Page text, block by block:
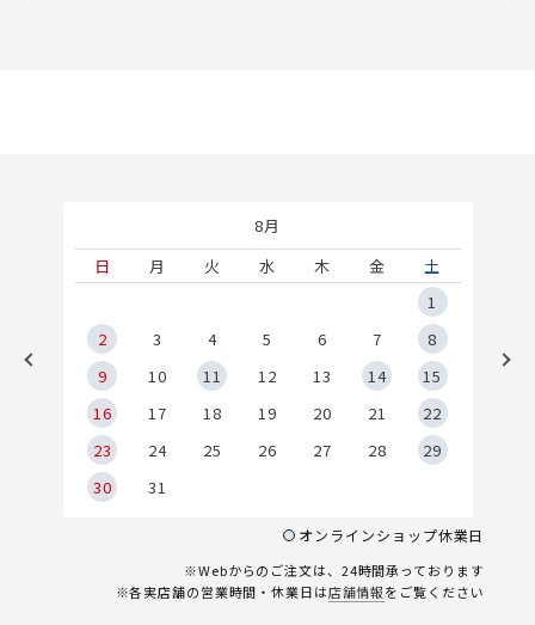
8月
日
月 火 水 木 金
土
1
2
3 4 5 6 7
8
9
10 11 12 13 14
15
16
17 18 19 20 21
22
23
24 25 26 27 28
29
30
31
オンラインショップ休業日
※Webからのご注文は、24時間承っております
※各実店舗の営業時間・休業日は店舗情報をご覧ください